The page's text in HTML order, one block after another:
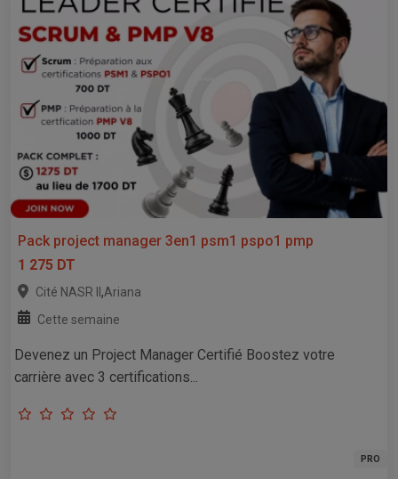
Pack project manager 3en1 psm1 pspo1 pmp
1 275 DT
Cité NASR II ,Ariana
Cette semaine
Devenez un Project Manager Certifié Boostez votre
carrière avec 3 certifications...
PRO